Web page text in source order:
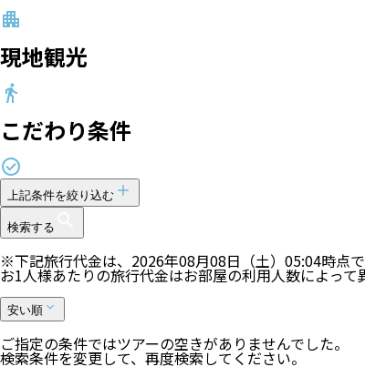
現地観光
こだわり条件
上記条件を絞り込む
検索する
※下記旅行代金は、 2026年08月08日（土）05:04時点
お1人様あたりの旅行代金はお部屋の利用人数によっ
安い順
ご指定の条件ではツアーの空きがありませんでした。
検索条件を変更して、再度検索してください。